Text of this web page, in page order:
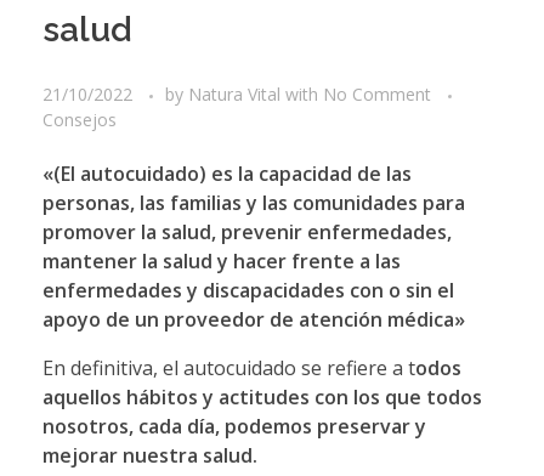
salud
21/10/2022 by Natura Vital with No Comment
Consejos
«(El autocuidado) es la capacidad de las
personas, las familias y las comunidades para
promover la salud, prevenir enfermedades,
mantener la salud y hacer frente a las
enfermedades y discapacidades con o sin el
apoyo de un proveedor de atención médica»
En definitiva, el autocuidado se refiere a todos
aquellos hábitos y actitudes con los que todos
nosotros, cada día, podemos preservar y
mejorar nuestra salud.